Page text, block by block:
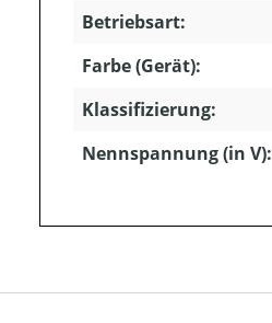
Betriebsart:
Farbe (Gerät):
Klassifizierung:
Nennspannung (in V):